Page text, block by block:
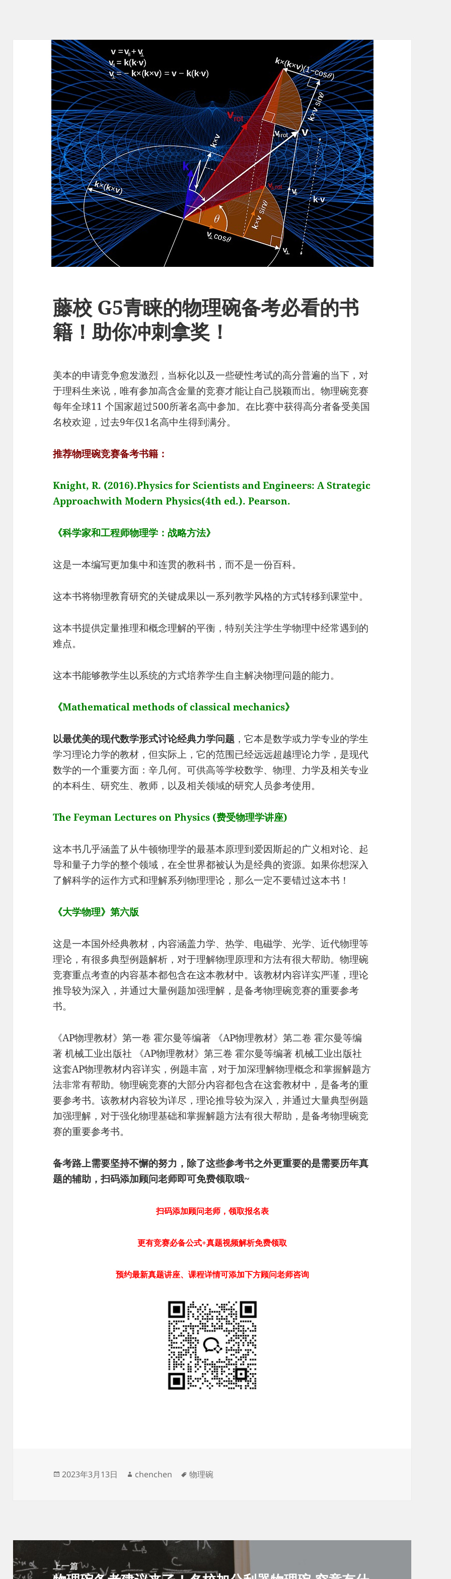
藤校 G5青睐的物理碗备考必看的书
籍！助你冲刺拿奖！
美本的申请竞争愈发激烈，当标化以及一些硬性考试的高分普遍的当下，对
于理科生来说，唯有参加高含金量的竞赛才能让自己脱颖而出。物理碗竞赛
每年全球11 个国家超过500所著名高中参加。在比赛中获得高分者备受美国
名校欢迎，过去9年仅1名高中生得到满分。
推荐物理碗竞赛备考书籍：
Knight, R. (2016).Physics for Scientists and Engineers: A Strategic
Approachwith Modern Physics(4th ed.). Pearson.
《科学家和工程师物理学：战略方法》
这是一本编写更加集中和连贯的教科书，而不是一份百科。
这本书将物理教育研究的关键成果以一系列教学风格的方式转移到课堂中。
这本书提供定量推理和概念理解的平衡，特别关注学生学物理中经常遇到的
难点。
这本书能够教学生以系统的方式培养学生自主解决物理问题的能力。
《Mathematical methods of classical mechanics》
以最优美的现代数学形式讨论经典力学问题 ，它本是数学或力学专业的学生
学习理论力学的教材，但实际上，它的范围已经远远超越理论力学，是现代
数学的一个重要方面：辛几何。可供高等学校数学、物理、力学及相关专业
的本科生、研究生、教师，以及相关领域的研究人员参考使用。
The Feyman Lectures on Physics (费受物理学讲座)
这本书几乎涵盖了从牛顿物理学的最基本原理到爱因斯起的广义相对论、起
导和量子力学的整个领域，在全世界都被认为是经典的资源。如果你想深入
了解科学的运作方式和理解系列物理理论，那么一定不要错过这本书！
《大学物理》第六版
这是一本国外经典教材，内容涵盖力学、热学、电磁学、光学、近代物理等
理论，有很多典型例题解析，对于理解物理原理和方法有很大帮助。物理碗
竞赛重点考查的内容基本都包含在这本教材中。该教材内容详实严谨，理论
推导较为深入，并通过大量例题加强理解，是备考物理碗竞赛的重要参考
书。
《AP物理教材》第一卷 霍尔曼等编著 《AP物理教材》第二卷 霍尔曼等编
著 机械工业出版社 《AP物理教材》第三卷 霍尔曼等编著 机械工业出版社
这套AP物理教材内容详实，例题丰富，对于加深理解物理概念和掌握解题方
法非常有帮助。物理碗竞赛的大部分内容都包含在这套教材中，是备考的重
要参考书。该教材内容较为详尽，理论推导较为深入，并通过大量典型例题
加强理解，对于强化物理基础和掌握解题方法有很大帮助，是备考物理碗竞
赛的重要参考书。
备考路上需要坚持不懈的努力，除了这些参考书之外更重要的是需要历年真
题的辅助，扫码添加顾问老师即可免费领取哦~
扫码添加顾问老师，领取报名表
更有竞赛必备公式+真题视频解析免费领取
预约最新真题讲座、课程详情可添加下方顾问老师咨询
发
2023年3月13日
作
chenchen
标
物理碗
章
上一篇